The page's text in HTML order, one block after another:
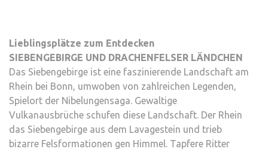
Lieblingsplätze zum Entdecken
SIEBENGEBIRGE UND DRACHENFELSER LÄNDCHEN
Das Siebengebirge ist eine faszinierende Landschaft am
Rhein bei Bonn, umwoben von zahlreichen Legenden,
Spielort der Nibelungensaga. Gewaltige
Vulkanausbrüche schufen diese Landschaft. Der Rhein
das Siebengebirge aus dem Lavagestein und trieb
bizarre Felsformationen gen Himmel. Tapfere Ritter